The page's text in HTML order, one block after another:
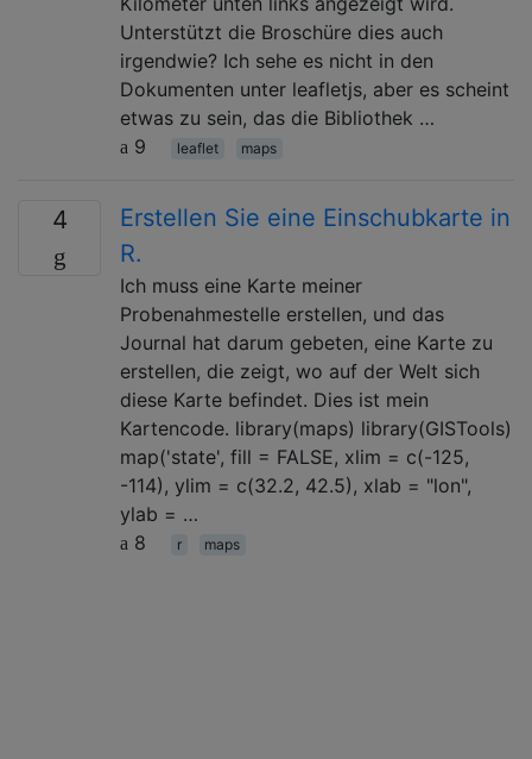
Unterstützt die Broschüre dies auch
irgendwie? Ich sehe es nicht in den
Dokumenten unter leafletjs, aber es scheint
etwas zu sein, das die Bibliothek …
9
leaflet maps
4
Erstellen Sie eine Einschubkarte in
R.
Ich muss eine Karte meiner
Probenahmestelle erstellen, und das
Journal hat darum gebeten, eine Karte zu
erstellen, die zeigt, wo auf der Welt sich
diese Karte befindet. Dies ist mein
Kartencode. library(maps) library(GISTools)
map('state', fill = FALSE, xlim = c(-125,
-114), ylim = c(32.2, 42.5), xlab = "lon",
ylab = …
8
r maps